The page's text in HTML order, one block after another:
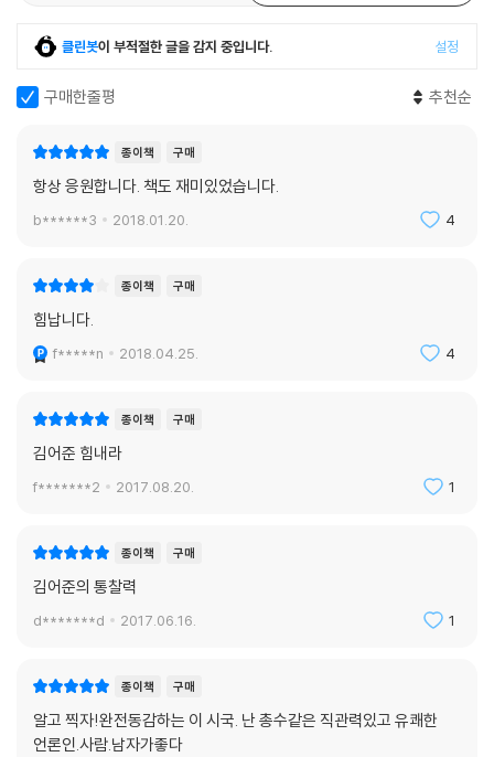
공학이나 보수 언론의 프레임을 가뿐히 뛰어넘어 새롭게 판을 짜는 혁명이
적인 반응으로 증명되고 있다. 즉, 새로운 유통 플랫폼이 등장한 이 시대에
까지 우리를 지배해온 프레임 밖으로 나가서 생존하는 것이 가능하다는 것
이다. 이렇게 자꾸 기득권의 프레임 밖으로 나가 세상을 보려는 노력이 바
로 혁명의 시작이고, 《닥치고 정치》가 말하는 새로운 정치의 가능성이자
김어준의 진보집권플랜이다.
시국이 아주 엄중하다
김어준 수다의 시작과 끝은 가카도, 문재인도 아니다. 궁극적으로 우리가
왜 정치에 관심을 가져야 하는지에 대한 답이다. 김어준은 ‘당신은 개인으
로 가고 있지 않음을 환기시킨다. 나아가 앞으로 자신의 삶을 규정짓는 ‘정
궁극적으로는 그동안 스트레스의 근원인지도 모른 채, 단 몇 명의 사람들
을 위해 국민 대다수가 피해를 봐야 하는 우리나라 보수 세력의 구조와 프
가 중요한 역사적 기로에 서 있다는 것을 자각하게 한다. 이 책의 첫 장을
을 덮을 때는 주는 대로 받는 객체가 아닌 ‘우리가 할 수 있다.’고 여기는 주
체 자신을 재발견 할 수 있을 것이다. 그것이 바로, 희망이고 위로다. 이제
의 근원을 스스로 해결할 수 있는 시대가 온 것이다. 모두가 닥치고 정치에
클린봇이 부적절한 글을 감지 중입니다. 설정
구매한줄평 추천순
종이책 구매
항상 응원합니다. 책도 재미있었습니다.
b******3 2018.01.20. 4
종이책 구매
힘납니다.
f*****n 2018.04.25. 4
종이책 구매
김어준 힘내라
f*******2 2017.08.20. 1
종이책 구매
김어준의 통찰력
d*******d 2017.06.16. 1
종이책 구매
알고 찍자!완전동감하는 이 시국. 난 총수같은 직관력있고 유쾌한
언론인.사람.남자가좋다